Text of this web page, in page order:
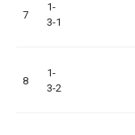
7
1-
3-1
8
1-
3-2